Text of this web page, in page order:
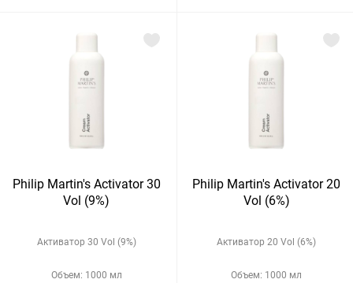
Philip Martin's Activator 30
Vol (9%)
Активатор 30 Vol (9%)
Объем: 1000 мл
Philip Martin's Activator 20
Vol (6%)
Активатор 20 Vol (6%)
Объем: 1000 мл